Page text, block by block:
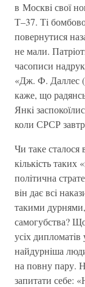
в Москвi свої
Т–37. Тi
повернутися
не мали.
часописи
«Дж. Ф. Даллес
каже, що
Янкi
коли СРСР
Чи таке
кiлькiсть таких
полiтична
вiн дає всi
такими
самогубства?
усiх
найдурнiша
на повну
запитати себе: